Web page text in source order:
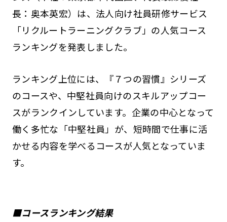
長：奥本英宏）は、法人向け社員研修サービス
「リクルートラーニングクラブ」の人気コース
ランキングを発表しました。
ランキング上位には、『７つの習慣』シリーズ
のコースや、中堅社員向けのスキルアップコー
スがランクインしています。企業の中心となって
働く多忙な「中堅社員」が、短時間で仕事に活
かせる内容を学べるコースが人気となっていま
す。
■コースランキング結果